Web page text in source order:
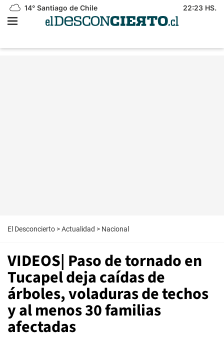
14° Santiago de Chile 22:23 HS.
El Desconcierto >Actualidad > Nacional
VIDEOS| Paso de tornado en
Tucapel deja caídas de
árboles, voladuras de techos
y al menos 30 familias
afectadas